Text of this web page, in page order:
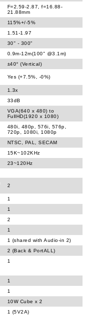
F=2.59-2.87, f=16.88-
21.88mm
115%+/-5%
1.51-1.97
30" - 300"
0.9m-12m(100" @3.1m)
±40° (Vertical)
Yes (+7.5%, -0%)
1.3x
33dB
VGA(640 x 480) to
FullHD(1920 x 1080)
480i, 480p, 576i, 576p,
720p, 1080i, 1080p
NTSC, PAL, SECAM
15K~102KHz
23~120Hz
2
1
1
2
1
1 (shared with Audio-in 2)
2 (Back & PortALL)
1
1
1
10W Cube x 2
1 (5V2A)